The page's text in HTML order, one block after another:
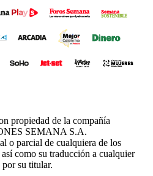
propiedad de la compañía
SEMANA S.A.
o parcial de cualquiera de los
como su traducción a cualquier
su titular.